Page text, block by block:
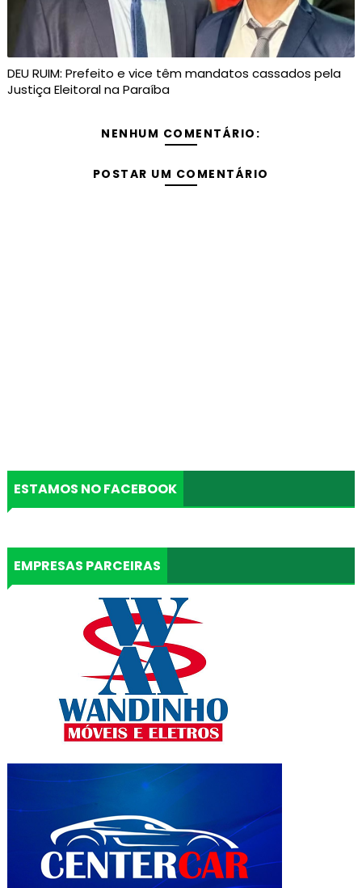
DEU RUIM: Prefeito e vice têm mandatos cassados pela
Justiça Eleitoral na Paraíba
NENHUM COMENTÁRIO:
POSTAR UM COMENTÁRIO
ESTAMOS NO FACEBOOK
EMPRESAS PARCEIRAS